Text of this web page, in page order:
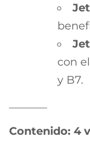
con
y B7.
Contenido: 4